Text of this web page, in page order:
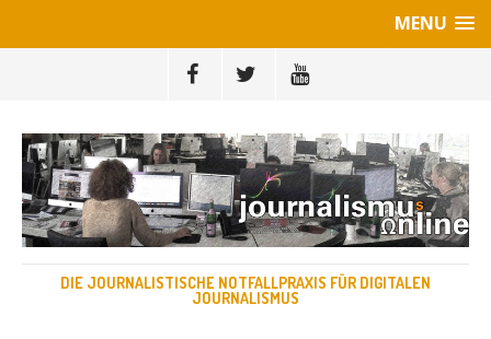
MENU
DIE JOURNALISTISCHE NOTFALLPRAXIS FÜR DIGITALEN
JOURNALISMUS